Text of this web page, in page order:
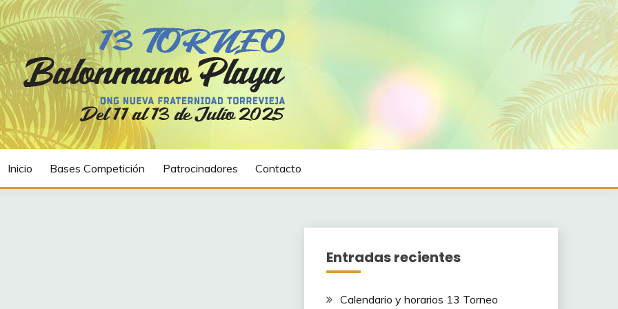
Torrevieja
Inicio Bases Competición Patrocinadores Contacto
Entradas recientes
Calendario y horarios 13 Torneo